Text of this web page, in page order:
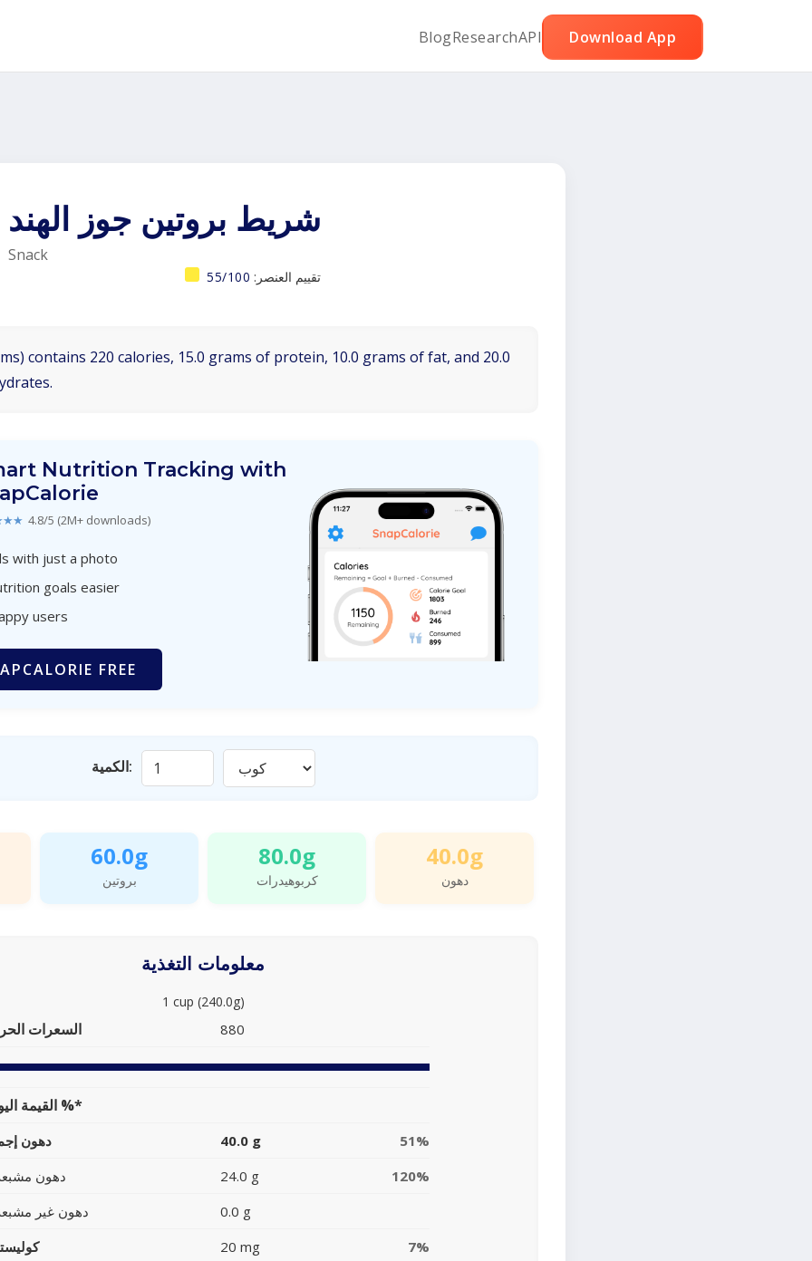
BlogResearchAPI Download App
شريط بروتين جوز الهند
Snack
تقييم العنصر: 55/100
contains 220 calories, 15.0 grams of protein, 10.0 grams of fat, and 20.0
Nutrition Tracking with
4.8/5 (2M+ downloads)
with just a photo
goals easier
users
FREE
الكمية:
60.0g
بروتين
80.0g
كربوهيدرات
40.0g
دهون
معلومات التغذية
1 cup (240.0g)
السعرات 880
القيمة اليومية %*
دهون 40.0 g
51%
دهون
24.0 g
120%
دهون غير
0.0 g
20 mg
7%